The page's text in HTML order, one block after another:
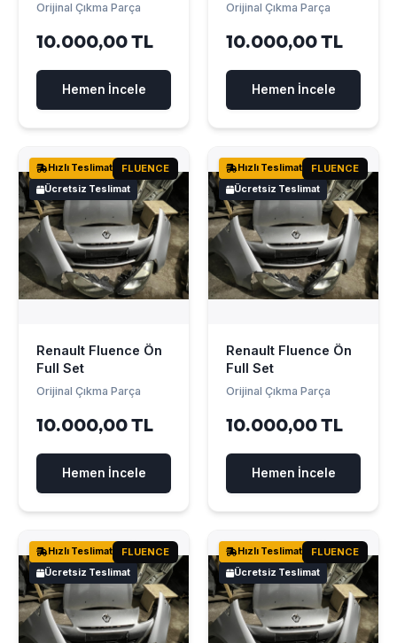
Orijinal Çıkma Parça
10.000,00 TL
Hemen İncele
Orijinal Çıkma Parça
10.000,00 TL
Hemen İncele
Hızlı Teslimat
Ücretsiz Teslimat
FLUENCE
Renault Fluence Ön
Full Set
Orijinal Çıkma Parça
10.000,00 TL
Hemen İncele
Hızlı Teslimat
Ücretsiz Teslimat
FLUENCE
Renault Fluence Ön
Full Set
Orijinal Çıkma Parça
10.000,00 TL
Hemen İncele
Hızlı Teslimat
Ücretsiz Teslimat
FLUENCE
Hızlı Teslimat
Ücretsiz Teslimat
FLUENCE